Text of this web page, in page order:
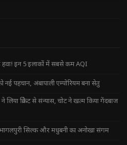
हवा! इन 5 इलाकों में सबसे कम AQI
पहचान, अंबापाली एम्पोरियम बना सेतु
क्रिकेट से संन्यास, चोट ने खत्म किया गेंदबाज
भागलपुरी सिल्क और मधुबनी का अनोखा संगम